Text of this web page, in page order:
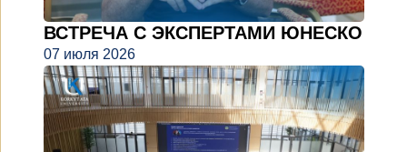
ВСТРЕЧА С ЭКСПЕРТАМИ ЮНЕСКО
07 июля 2026